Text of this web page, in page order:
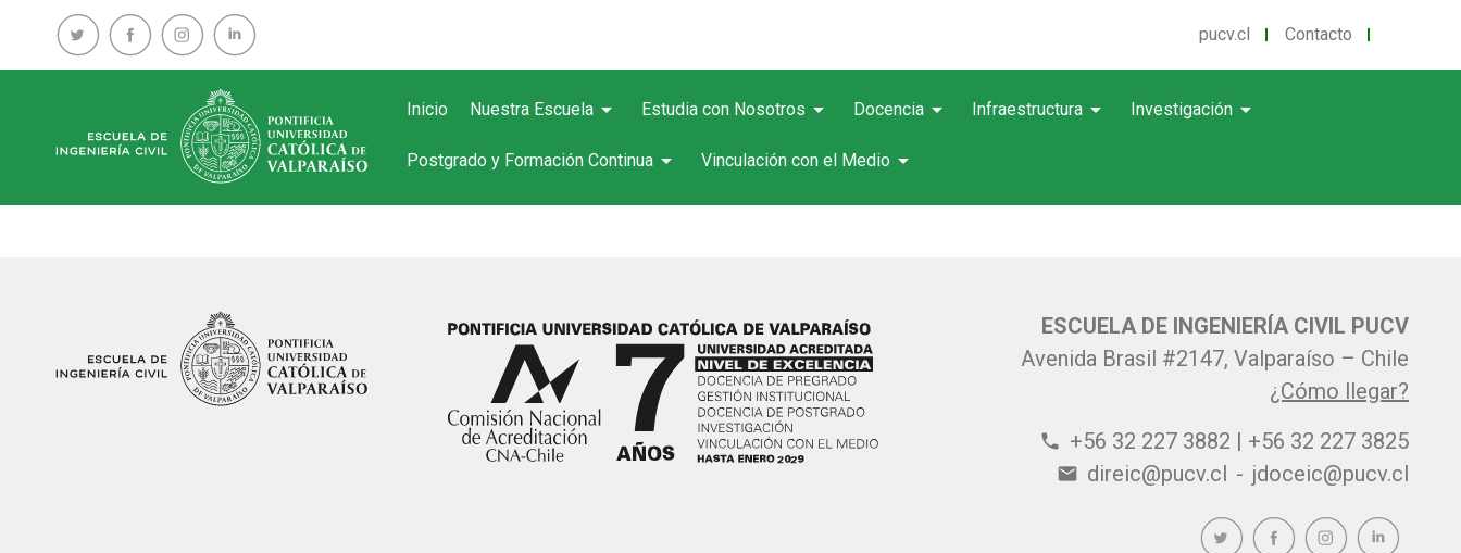
pucv.cl Contacto
Inicio Nuestra Escuela arrow_drop_down Estudia con Nosotros arrow_drop_down Docencia arrow_drop_down Infraestructura arrow_drop_down Investigación arrow_drop_down
Postgrado y Formación Continua arrow_drop_down Vinculación con el Medio arrow_drop_down
ESCUELA DE INGENIERÍA CIVIL PUCV
Avenida Brasil #2147, Valparaíso – Chile
¿Cómo llegar?
phone +56 32 227 3882 | +56 32 227 3825
email direic@pucv.cl - jdoceic@pucv.cl